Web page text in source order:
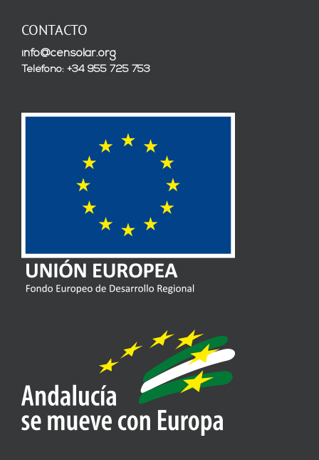
CONTACTO
info@censolar.org
Teléfono: +34 955 725 753